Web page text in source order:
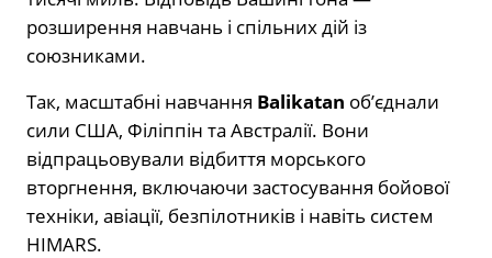
розширення навчань і спільних дій із
союзниками.
Так, масштабні навчання Balikatan об’єднали
сили США, Філіппін та Австралії. Вони
відпрацьовували відбиття морського
вторгнення, включаючи застосування бойової
техніки, авіації, безпілотників і навіть систем
HIMARS.